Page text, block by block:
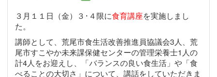
３月１１日（金）３･４限に食育講座を実施しまし
た。
講師として、荒尾市食生活改善推進員協議会3人、荒
尾市すこやか未来課保健センターの管理栄養士1人の
計4人をお迎えし、「バランスの良い食生活」や「食
べることの大切さ」について、講話をしていただきま